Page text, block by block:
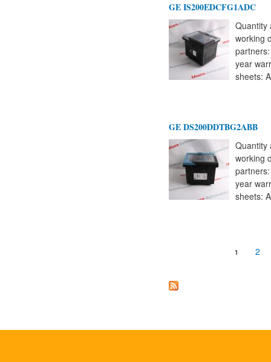
GE IS200EDCFG1ADC
Quantity
working
year
sheets:
GE DS200DDTBG2ABB
Quantity
working
year
sheets:
1 2